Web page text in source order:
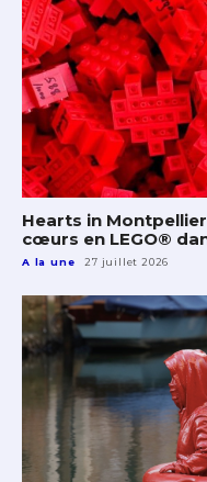
Hearts in
cœurs en LEGO®
A la une 27 juillet 2026